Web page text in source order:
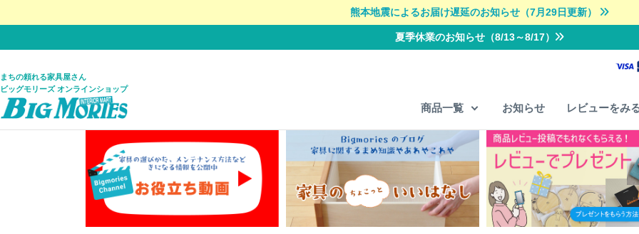
熊本地震によるお届け遅延のお知らせ（7月29日更新）
夏季休業のお知らせ（8/13～8/17）
まちの頼れる家具屋さん
ビッグモリーズ オンラインショップ
商品一覧 お知らせ レビューをみ